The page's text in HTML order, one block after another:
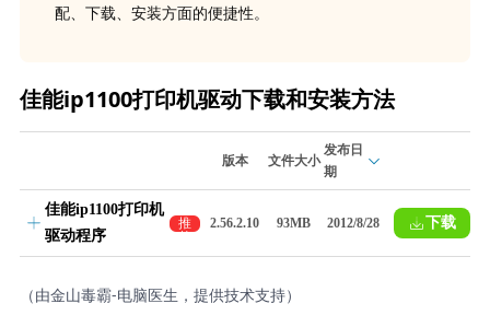
配、下载、安装方面的便捷性。
佳能ip1100打印机驱动下载和安装方法
版本 文件大小
发布日
期
佳能ip1100打印机
驱动程序
推
荐
2.56.2.10 93MB 2012/8/28 下载
（由金山毒霸-电脑医生，提供技术支持）